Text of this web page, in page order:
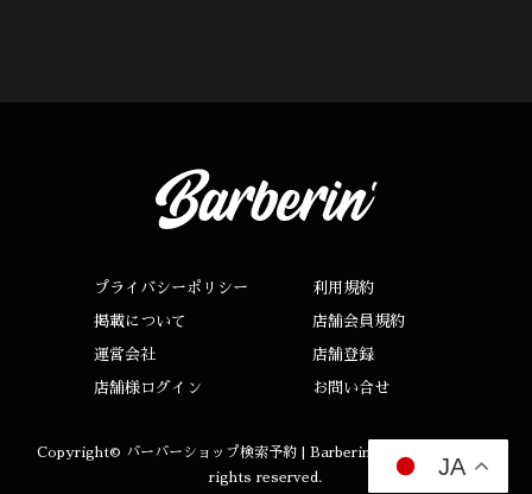
プライバシーポリシー 利用規約
掲載について 店舗会員規約
運営会社 店舗登録
店舗様ログイン お問い合せ
Copyright© バーバーショップ検索予約 | Barberin（バーバリン）
rights reserved.
JA